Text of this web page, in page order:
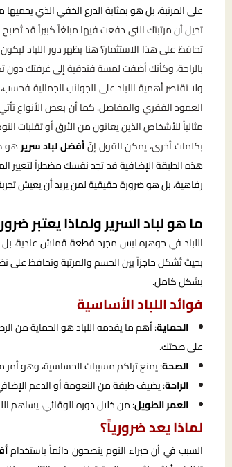
على المرتبة، بل هو بمثابة الدرع الخفي الذي
تخيل أن مرتبتك التي دفعت فيها مبلغاً كبيراً قد
تحافظ على هذا الاستثمار؟ هنا يظهر دور اللباد
بالراحة، وكأنك أضفت لمسة فندقية إلى غرفتك دون
ولا تقتصر أهمية اللباد على الجوانب الجمالية
العمود الفقري والمفاصل. كما أن بعض الأنواع
مثالياً للأشخاص الذين يعانون من الأرق أو تقلبات
بكلمات أخرى، يمكن القول إنّأفضل لباد سريرهو
هذه الطبقة الإضافية قد تجد نفسك مضطراً لتغيير
رفاهية، بل هو ضرورة حقيقية لمن يريد أن يعيش
ما هو لباد السرير ولماذا يعتبر
اللباد في جوهره ليس مجرد قطعة قماش عادية، بل
بحيث تُشكل حاجزاً بين الجسم والمرتبة وتحافظ على
بشكل كامل.
فوائد اللباد الأساسية
الحماية: أهم ما يقدمه اللباد هو الحماية من
على صحتك.
الصحة: يمنع تراكم مسببات الحساسية، وهو
الراحة: يضيف طبقة من النعومة أو الدعم
العمر الطويل: من خلال دوره الوقائي، يساهم
لماذا يعد ضرورياً؟
السبب في أن خبراء النوم ينصحون دائماً باستخدام